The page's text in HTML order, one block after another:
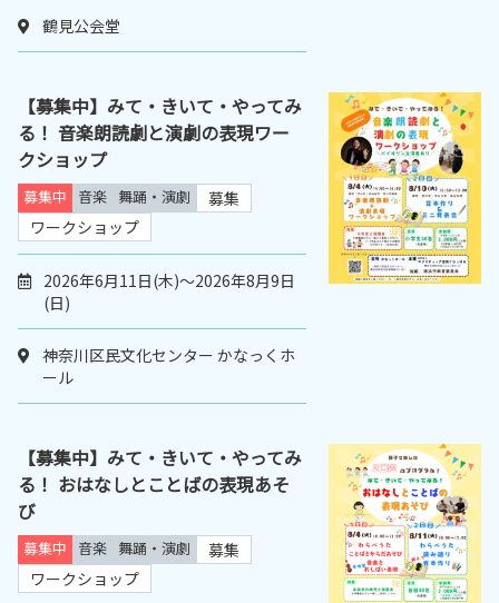
鶴見公会堂
【募集中】みて・きいて・やってみ
る！ 音楽朗読劇と演劇の表現ワー
クショップ
募集中 音楽 舞踊・演劇
募集
ワークショップ
2026年6月11日(木)～2026年8月9日
(日)
神奈川区民文化センター かなっくホ
ール
【募集中】みて・きいて・やってみ
る！ おはなしとことばの表現あそ
び
募集中 音楽 舞踊・演劇
募集
ワークショップ